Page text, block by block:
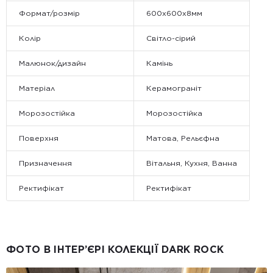
Формат/розмір 600х600х8мм
Колір Світло-сірий
Малюнок/дизайн Камінь
Матеріал Керамограніт
Морозостійка Морозостійка
Поверхня Матова, Рельєфна
Призначення Вітальня, Кухня, Ванна
Ректифікат Ректифікат
ФОТО В ІНТЕР’ЄРІ КОЛЕКЦІЇ DARK ROCK